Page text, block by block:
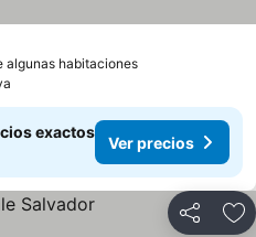
algunas habitacionesVer precios
exactos
Ver precios
Compartir